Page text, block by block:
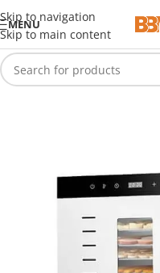
Skip to navigation
Skip to main content
MENU